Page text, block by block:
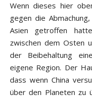
Wenn dieses hier
gegen die
Asien getroffen
zwischen dem Osten
der Beibehaltung
eigene Region. Der
dass wenn China
über den Planeten zu